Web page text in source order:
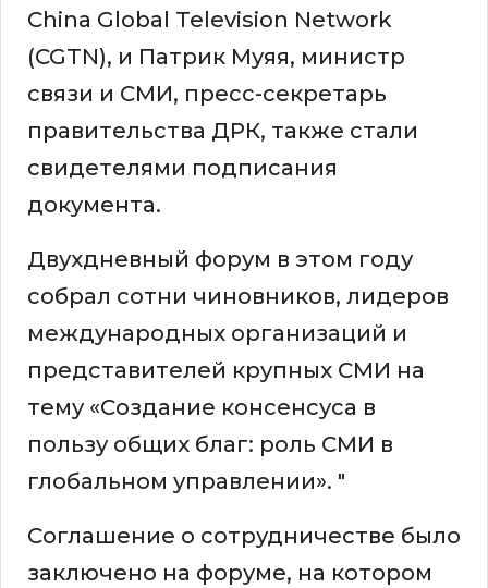
China Global Television Network
(CGTN), и Патрик Муяя, министр
связи и СМИ, пресс-секретарь
правительства ДРК, также стали
свидетелями подписания
документа.
Двухдневный форум в этом году
собрал сотни чиновников, лидеров
международных организаций и
представителей крупных СМИ на
тему «Создание консенсуса в
пользу общих благ: роль СМИ в
глобальном управлении». "
Соглашение о сотрудничестве было
заключено на форуме, на котором